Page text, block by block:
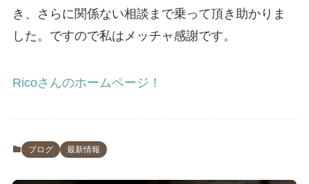
き、さらに関係ない相談まで乗って頂き助かりま
した。ですので私はメッチャ感謝です。
Ricoさんのホームページ！
ブログ 最新情報